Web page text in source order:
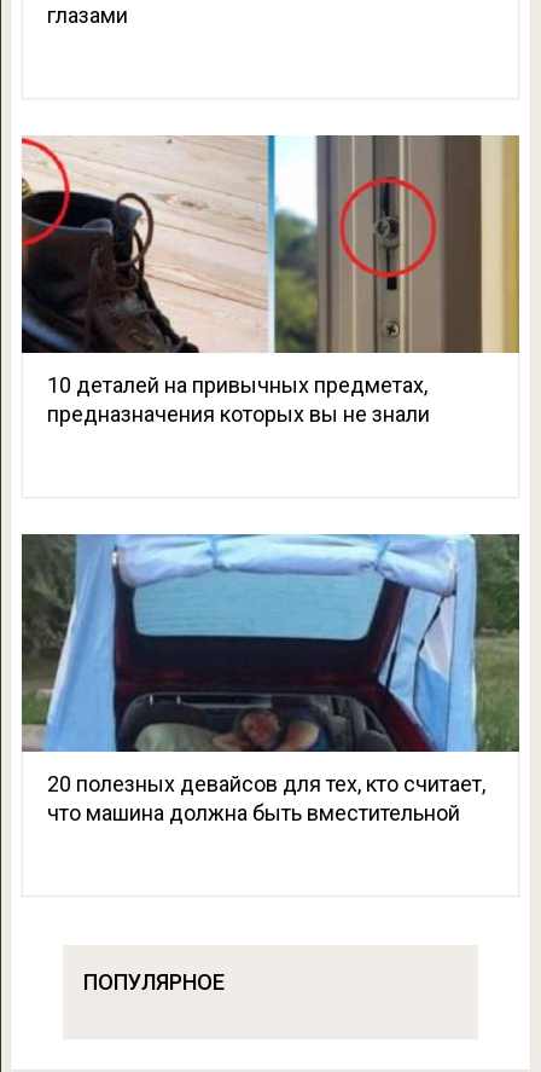
глазами
10 деталей на привычных предметах,
предназначения которых вы не знали
20 полезных девайсов для тех, кто считает,
что машина должна быть вместительной
ПОПУЛЯРНОЕ